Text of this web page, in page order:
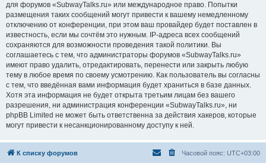
для форумов «SubwayTalks.ru» или международное право. Попытки
размещения таких сообщений могут привести к вашему немедленному
отключению от конференции, при этом ваш провайдер будет поставлен в
известность, если мы сочтём это нужным. IP-адреса всех сообщений
сохраняются для возможности проведения такой политики. Вы
соглашаетесь с тем, что администраторы форумов «SubwayTalks.ru»
имеют право удалить, отредактировать, перенести или закрыть любую
тему в любое время по своему усмотрению. Как пользователь вы согласны
с тем, что введённая вами информация будет храниться в базе данных.
Хотя эта информация не будет открыта третьим лицам без вашего
разрешения, ни администрация конференции «SubwayTalks.ru», ни
phpBB Limited не может быть ответственна за действия хакеров, которые
могут привести к несанкционированному доступу к ней.
К списку форумов Часовой пояс: UTC+03:00